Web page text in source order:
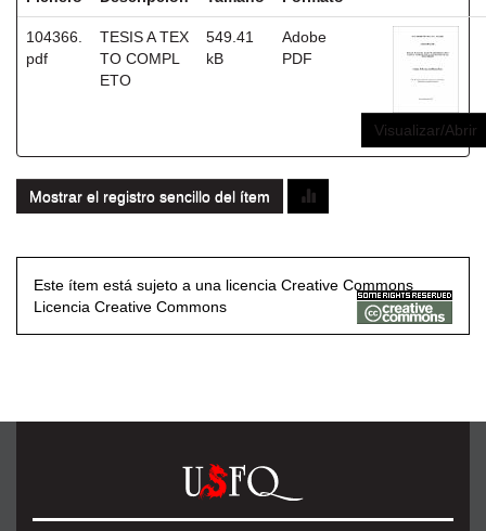
104366.
pdf
TESIS A TEX
TO COMPL
ETO
549.41
kB
Adobe
PDF
Visualizar/Abrir
Mostrar el registro sencillo del ítem
Este ítem está sujeto a una licencia Creative Commons
Licencia Creative Commons